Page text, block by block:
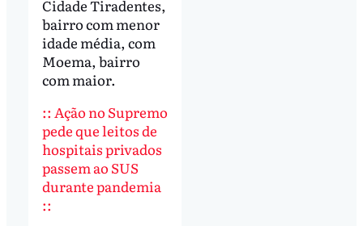
Cidade Tiradentes,
bairro com menor
idade média, com
Moema, bairro
com maior.
:: Ação no Supremo
pede que leitos de
hospitais privados
passem ao SUS
durante pandemia
::